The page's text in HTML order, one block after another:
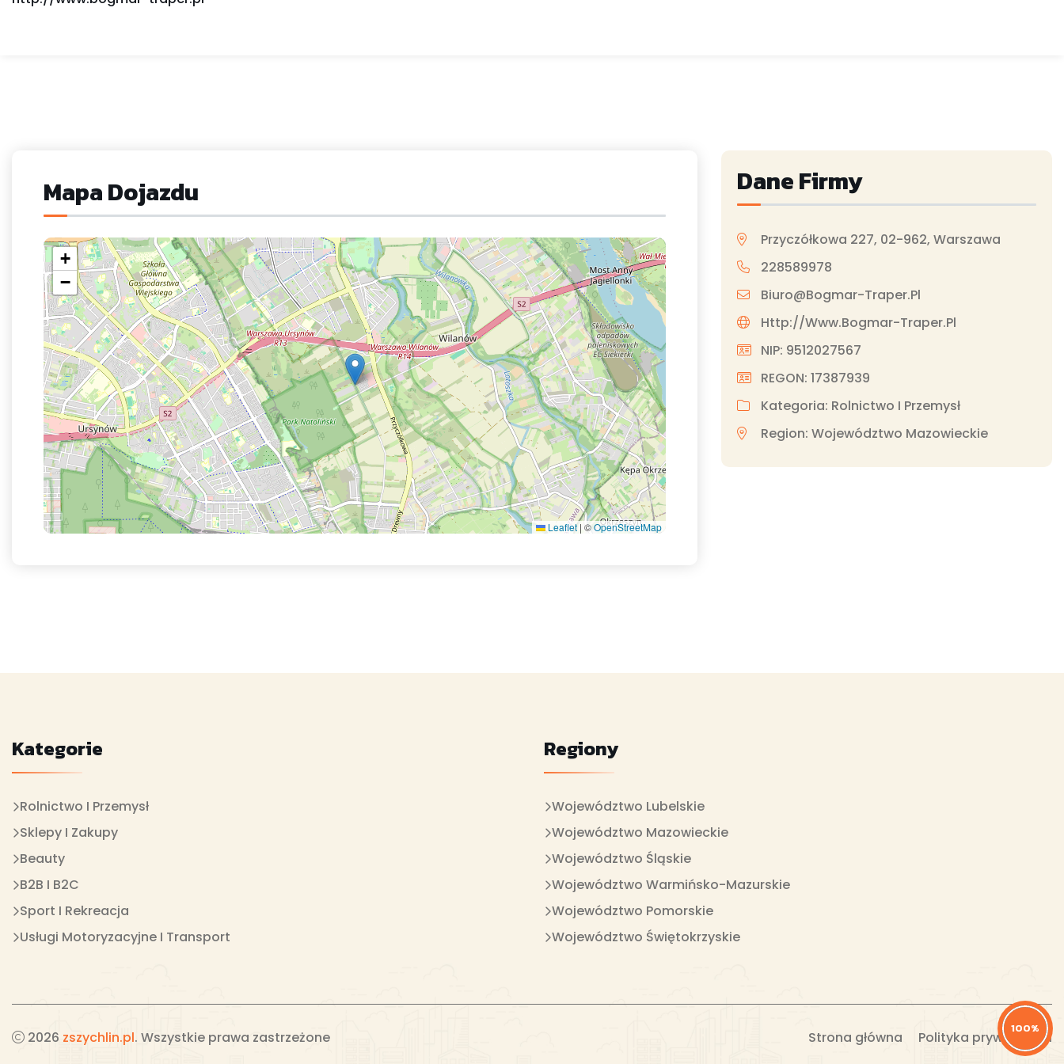
100%
Mapa Dojazdu
+
−
Leaflet | ©OpenStreetMap
Dane Firmy
Przyczółkowa 227, 02-962, Warszawa
228589978
Biuro@bogmar-Traper.pl
Http://www.bogmar-Traper.pl
NIP: 9512027567
REGON: 17387939
Kategoria: Rolnictwo I Przemysł
Region: Województwo Mazowieckie
Kategorie
Rolnictwo I Przemysł
Sklepy I Zakupy
Beauty
B2B I B2C
Sport I Rekreacja
Usługi Motoryzacyjne I Transport
Regiony
Województwo Lubelskie
Województwo Mazowieckie
Województwo Śląskie
Województwo Warmińsko-Mazurskie
Województwo Pomorskie
Województwo Świętokrzyskie
2026 zszychlin.pl. Wszystkie prawa zastrzeżone Strona główna Polityka prywatności